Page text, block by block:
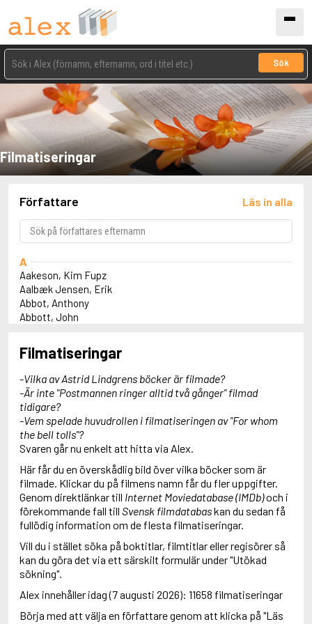
Sök
Filmatiseringar
Författare Läs in alla
A
Aakeson, Kim Fupz
Aalbæk Jensen, Erik
Abbot, Anthony
Abbott, John
Abé, Kobo
Abedi, Isabel
Abrahams, Peter (f. 1947)
Achebe, Chinua
Aciman, André
Ackroyd, Peter
Adamov, Arthur
Adams, Douglas
Adams, Richard
Adichie, Chimamanda Ngozi
Adiga, Aravind
Adler-Olsen, Jussi
Adolfsson, Josefine
Agee, James
Agualusa, José Eduardo
Agus, Milena
Ahl, Kennet
Ahlgren, Ernst
Ahndoril, Alex
Aho, Juhani
Filmatiseringar
-Vilka av Astrid Lindgrens böcker är filmade?
-Är inte "Postmannen ringer alltid två gånger" filmad
tidigare?
-Vem spelade huvudrollen i filmatiseringen av "For whom
the bell tolls"?
Svaren går nu enkelt att hitta via Alex.
Här får du en överskådlig bild över vilka böcker som är
filmade. Klickar du på filmens namn får du fler uppgifter.
Genom direktlänkar till Internet Moviedatabase (IMDb)och i
förekommande fall till Svensk filmdatabaskan du sedan få
fullödig information om de flesta filmatiseringar.
Vill du i stället söka på boktitlar, filmtitlar eller regisörer så
kan du göra det via ett särskilt formulär under "Utökad
sökning".
Alex innehåller idag (7 augusti 2026): 11658 filmatiseringar
Börja med att välja en författare genom att klicka på "Läs